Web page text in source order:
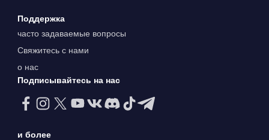
Поддержка
часто задаваемые вопросы
Свяжитесь с нами
о нас
Подписывайтесь на нас
и более